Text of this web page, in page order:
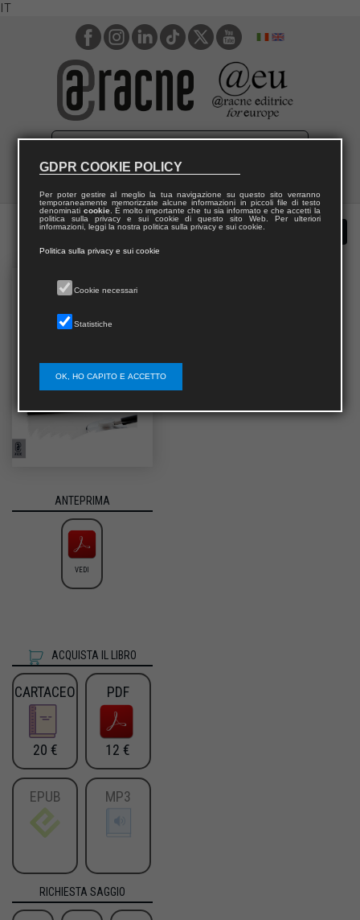
IT
ANTEPRIMA
VEDI
ACQUISTA IL LIBRO
CARTACEO
20 €
PDF
12 €
EPUB MP3
RICHIESTA SAGGIO
GDPR COOKIE POLICY
Per poter gestire al meglio la tua navigazione su questo sito verranno
temporaneamente memorizzate alcune informazioni in piccoli file di testo
denominati cookie. È molto importante che tu sia informato e che accetti la
politica sulla privacy e sui cookie di questo sito Web. Per ulteriori
informazioni, leggi la nostra politica sulla privacy e sui cookie.
Politica sulla privacy e sui cookie
Cookie necessari
Statistiche
OK, HO CAPITO E ACCETTO